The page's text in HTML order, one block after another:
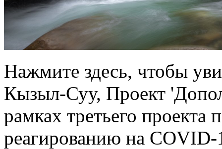
Нажмите здесь, чтобы
Кызыл-Суу, Проект
рамках третьего проекта
реагированию на COVID-